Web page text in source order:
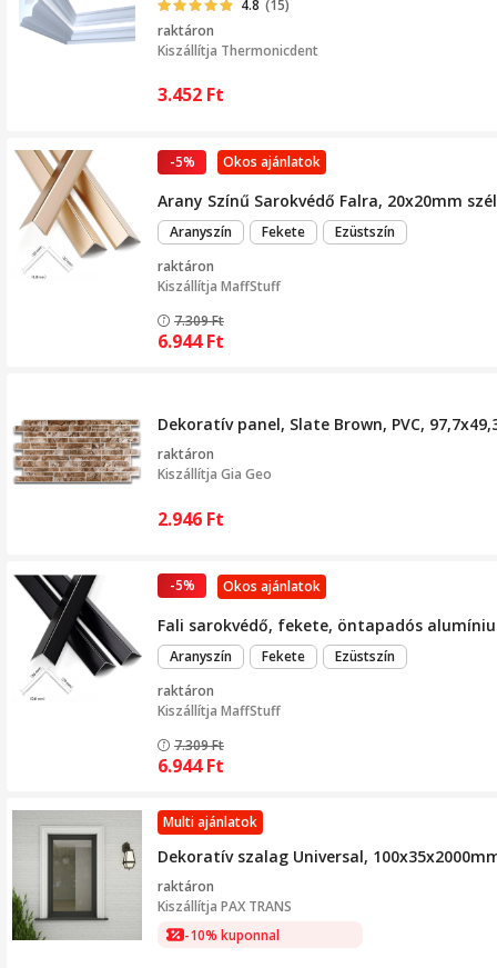
4.8 (15)
raktáron
Kiszállítja Thermonicdent
3.452 Ft
Okos ajánlatok
-5%
Arany Színű Sarokvédő Falra, 20x20mm
Aranyszín Fekete
Ezüstszín
raktáron
Kiszállítja MaffStuff
7.309Ft
6.944Ft
Dekoratív panel, Slate Brown, PVC,
raktáron
Kiszállítja Gia Geo
2.946 Ft
Okos ajánlatok
-5%
Fali sarokvédő, fekete, öntapadós
Aranyszín Fekete
Ezüstszín
raktáron
Kiszállítja MaffStuff
7.309Ft
6.944Ft
Multi ajánlatok
Dekoratív szalag Universal,
raktáron
Kiszállítja PAX TRANS
-10% kuponnal